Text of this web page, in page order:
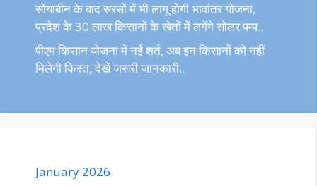
सोयाबीन के बाद सरसों में भी लागू होगी भावांतर योजना,
प्रदेश के 30 लाख किसानों के खेतों में लगेंगे सोलर पम्प..
पीएम किसान योजना में नई शर्त, अब इन किसानों को नहीं
मिलेगी किस्त, देखें जरूरी जानकारी..
January 2026